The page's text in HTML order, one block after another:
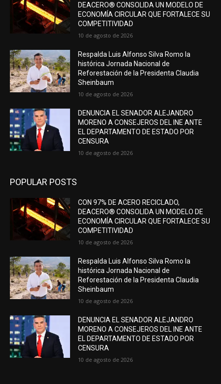
DEACERO® CONSOLIDA UN MODELO DE
ECONOMÍA CIRCULAR QUE FORTALECE SU
COMPETITIVIDAD
10 de agosto de 2026
Respalda Luis Alfonso Silva Romo la
histórica Jornada Nacional de
Reforestación de la Presidenta Claudia
Sheinbaum
10 de agosto de 2026
DENUNCIA EL SENADOR ALEJANDRO
MORENO A CONSEJEROS DEL INE ANTE
EL DEPARTAMENTO DE ESTADO POR
CENSURA
10 de agosto de 2026
POPULAR POSTS
CON 97% DE ACERO RECICLADO,
DEACERO® CONSOLIDA UN MODELO DE
ECONOMÍA CIRCULAR QUE FORTALECE SU
COMPETITIVIDAD
10 de agosto de 2026
Respalda Luis Alfonso Silva Romo la
histórica Jornada Nacional de
Reforestación de la Presidenta Claudia
Sheinbaum
10 de agosto de 2026
DENUNCIA EL SENADOR ALEJANDRO
MORENO A CONSEJEROS DEL INE ANTE
EL DEPARTAMENTO DE ESTADO POR
CENSURA
10 de agosto de 2026